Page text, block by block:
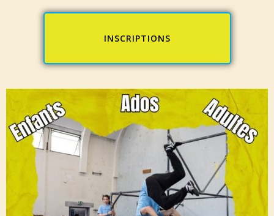
INSCRIPTIONS